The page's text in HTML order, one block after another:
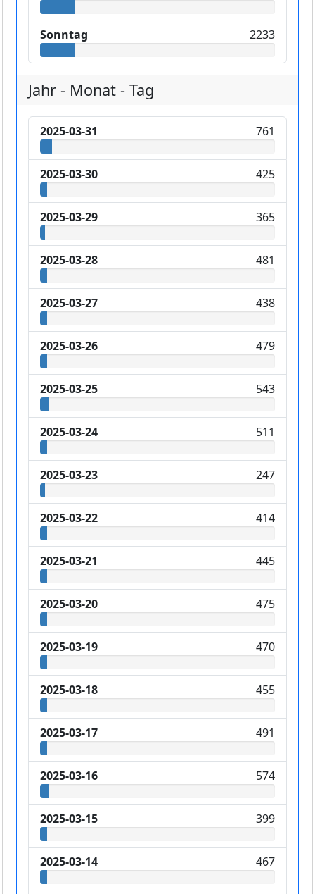
Sonntag 2233
Jahr - Monat - Tag
2025-03-31 761
2025-03-30 425
2025-03-29 365
2025-03-28 481
2025-03-27 438
2025-03-26 479
2025-03-25 543
2025-03-24 511
2025-03-23 247
2025-03-22 414
2025-03-21 445
2025-03-20 475
2025-03-19 470
2025-03-18 455
2025-03-17 491
2025-03-16 574
2025-03-15 399
2025-03-14 467